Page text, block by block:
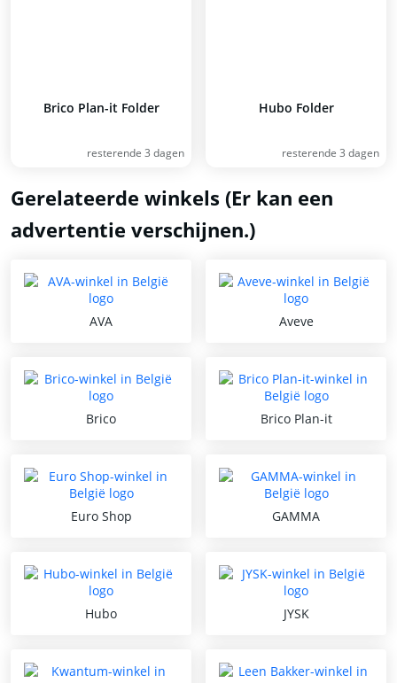
Brico Plan-it Folder
resterende 3 dagen
Hubo Folder
resterende 3 dagen
Gerelateerde winkels (Er kan een
advertentie verschijnen.)
AVA Aveve
Brico Brico Plan-it
Euro Shop GAMMA
Hubo JYSK